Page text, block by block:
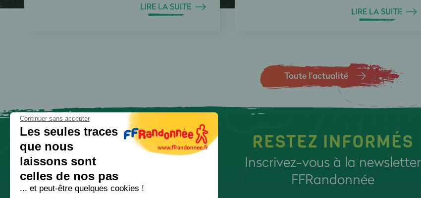
LIRE LA SUITE LIRE LA SUITE
Toute l’actualité
RESTEZ INFORMÉS
Inscrivez-vous à la newsletter
FFRandonnée
Continuer sans accepter
Les seules traces
que nous
laissons sont
celles de nos pas
... et peut-être quelques cookies !